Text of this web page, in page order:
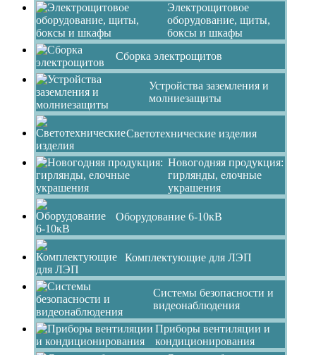
Электрощитовое
оборудование, щиты,
боксы и шкафы
Сборка электрощитов
Устройства заземления и
молниезащиты
Светотехнические изделия
Новогодняя продукция:
гирлянды, елочные
украшения
Оборудование 6-10кВ
Комплектующие для ЛЭП
Системы безопасности и
видеонаблюдения
Приборы вентиляции и
кондиционирования